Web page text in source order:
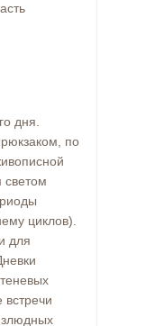
дня.
по
светом
циклов).
для
встречи